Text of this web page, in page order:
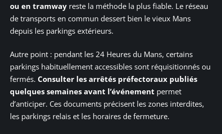
ou en tramway reste la méthode la plus fiable. Le réseau
de transports en commun dessert bien le vieux Mans
depuis les parkings extérieurs.
Autre point : pendant les 24 Heures du Mans, certains
parkings habituellement accessibles sont réquisitionnés ou
fermés. Consulter les arrêtés préfectoraux publiés
quelques semaines avant l’événement permet
d’anticiper. Ces documents précisent les zones interdites,
les parkings relais et les horaires de fermeture.